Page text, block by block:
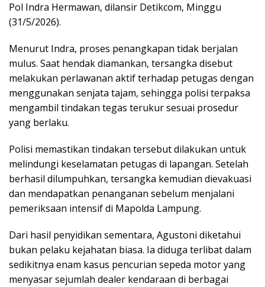
Pol Indra Hermawan, dilansir Detikcom, Minggu
(31/5/2026).
‎Menurut Indra, proses penangkapan tidak berjalan
mulus. Saat hendak diamankan, tersangka disebut
melakukan perlawanan aktif terhadap petugas dengan
menggunakan senjata tajam, sehingga polisi terpaksa
mengambil tindakan tegas terukur sesuai prosedur
yang berlaku.
‎Polisi memastikan tindakan tersebut dilakukan untuk
melindungi keselamatan petugas di lapangan. Setelah
berhasil dilumpuhkan, tersangka kemudian dievakuasi
dan mendapatkan penanganan sebelum menjalani
pemeriksaan intensif di Mapolda Lampung.
‎Dari hasil penyidikan sementara, Agustoni diketahui
bukan pelaku kejahatan biasa. Ia diduga terlibat dalam
sedikitnya enam kasus pencurian sepeda motor yang
menyasar sejumlah dealer kendaraan di berbagai